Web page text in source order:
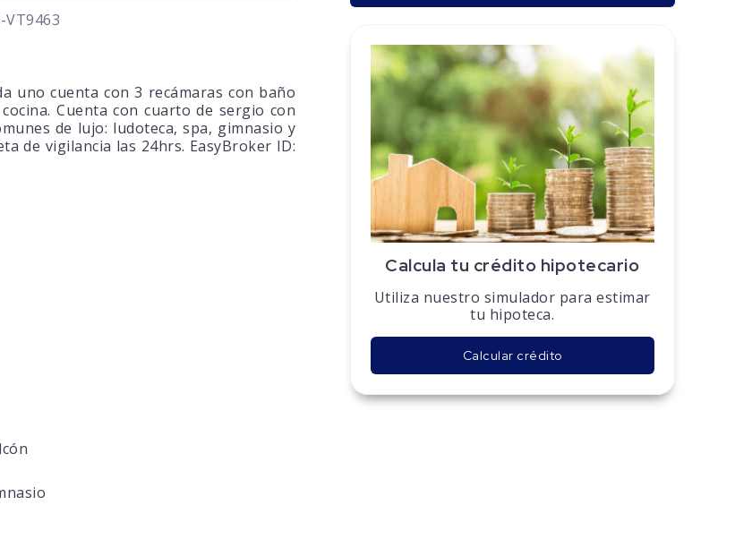
uno cuenta con 3 recámaras con baño
Cuenta con cuarto de sergio con
de lujo: ludoteca, spa, gimnasio y
de vigilancia las 24hrs. EasyBroker ID:
Calcula tu crédito hipotecario
Utiliza nuestro simulador para estimar
tu hipoteca.
Calcular crédito